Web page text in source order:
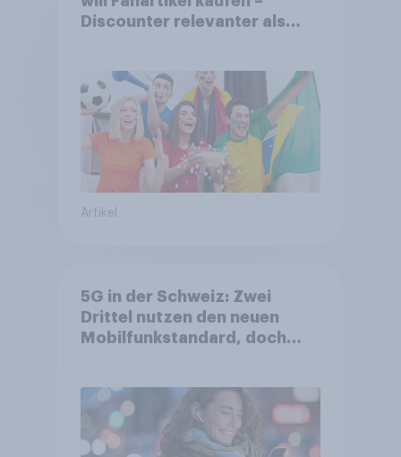
Discounter relevanter als
Artikel
5G in der Schweiz: Zwei
Drittel nutzen den neuen
Mobilfunkstandard, doch